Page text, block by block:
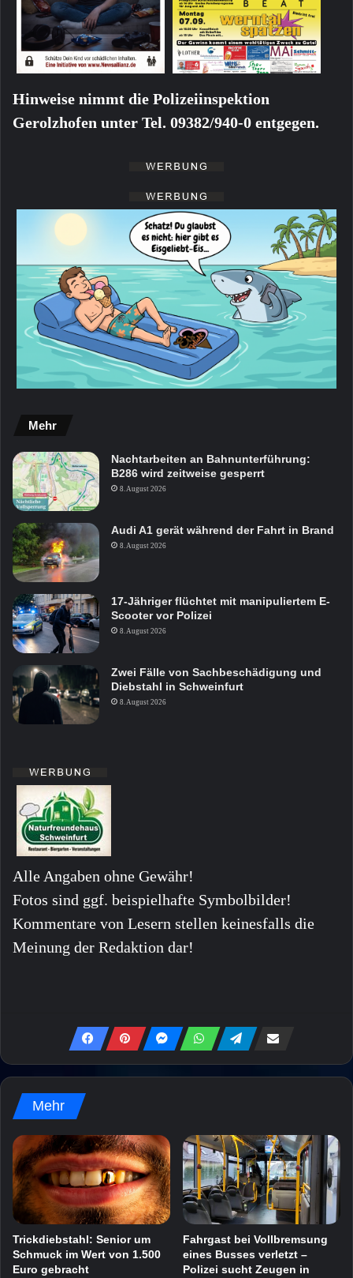
Hinweise nimmt die Polizeiinspektion
Gerolzhofen unter Tel. 09382/940-0 entgegen.
Mehr
Nachtarbeiten an Bahnunterführung:
B286 wird zeitweise gesperrt
8. August 2026
Audi A1 gerät während der Fahrt in Brand
8. August 2026
17-Jähriger flüchtet mit manipuliertem E-
Scooter vor Polizei
8. August 2026
Zwei Fälle von Sachbeschädigung und
Diebstahl in Schweinfurt
8. August 2026
Alle Angaben ohne Gewähr!
Fotos sind ggf. beispielhafte Symbolbilder!
Kommentare von Lesern stellen keinesfalls die
Meinung der Redaktion dar!
Mehr
Trickdiebstahl: Senior um
Schmuck im Wert von 1.500
Euro gebracht
Fahrgast bei Vollbremsung
eines Busses verletzt –
Polizei sucht Zeugen in